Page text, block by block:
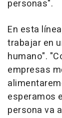
personas".
En esta
trabajar en
humano".
empresas
esperamos
persona va